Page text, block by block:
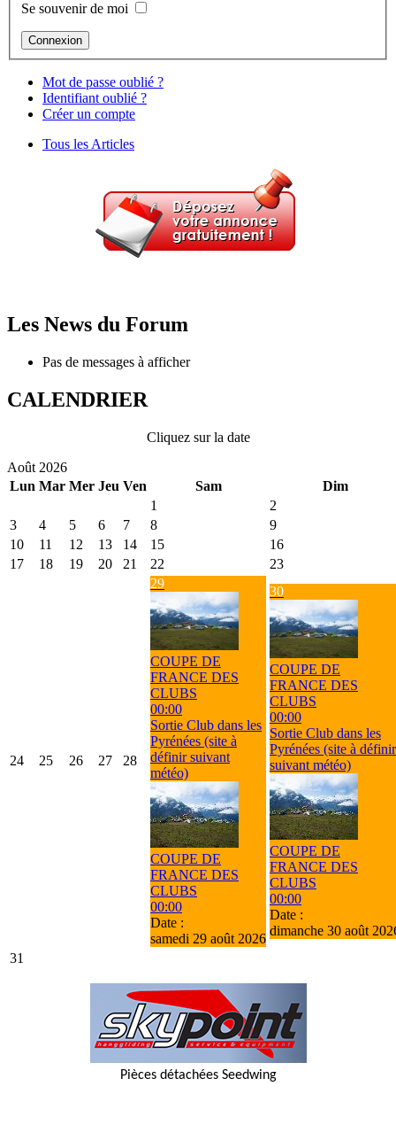
Se souvenir de moi
Mot de passe oublié ?
Identifiant oublié ?
Créer un compte
Tous les Articles
Les News du Forum
Pas de messages à afficher
CALENDRIER
Cliquez sur la date
Août 2026
Lun Mar Mer Jeu Ven Sam
Dim
1
2
3
4 5 6 7 8
9
10
11 12 13 14 15
16
17
18 19 20 21 22 23
24 25 26 27 28
29
COUPE DE
FRANCE DES
CLUBS
00:00
Sortie Club dans les
Pyrénées (site à
définir suivant
météo)
COUPE DE
FRANCE DES
CLUBS
00:00
Date :
samedi 29 août 2026
30
COUPE DE
FRANCE DES
CLUBS
00:00
Sortie Club dans les
Pyrénées (site à définir
suivant météo)
COUPE DE
FRANCE DES
CLUBS
00:00
Date :
dimanche 30 août
31
Pièces détachées Seedwing